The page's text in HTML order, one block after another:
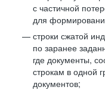
с частичной
для
строки сжатой
по заранее
где документы,
строкам в одной
документов;